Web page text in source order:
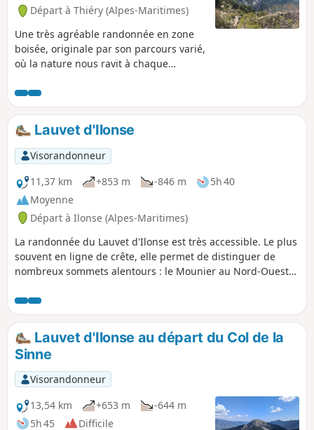
Départ à Thiéry (Alpes-Maritimes)
Une très agréable randonnée en zone
boisée, originale par son parcours varié,
où la nature nous ravit à chaque
rocheuse est magnifique et
impressionnant.
Lauvet d'Ilonse
Visorandonneur
11,37 km
+853 m -846 m
5h 40
Moyenne
Départ à Ilonse (Alpes-Maritimes)
La randonnée du Lauvet d'Ilonse est très accessible. Le plus
souvent en ligne de crête, elle permet de distinguer de
nombreux sommets alentours : le Mounier au Nord-Ouest
frontière avec l'Italie.
Lauvet d'Ilonse au départ du Col de la
Sinne
Visorandonneur
13,54 km
+653 m
-644 m
5h 45
Difficile